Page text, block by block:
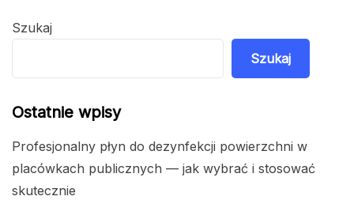
Szukaj
Szukaj
Ostatnie wpisy
Profesjonalny płyn do dezynfekcji powierzchni w
placówkach publicznych — jak wybrać i stosować
skutecznie